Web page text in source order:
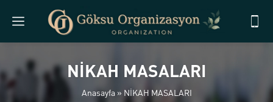
NİKAH MASALARI
Anasayfa» NİKAH MASALARI